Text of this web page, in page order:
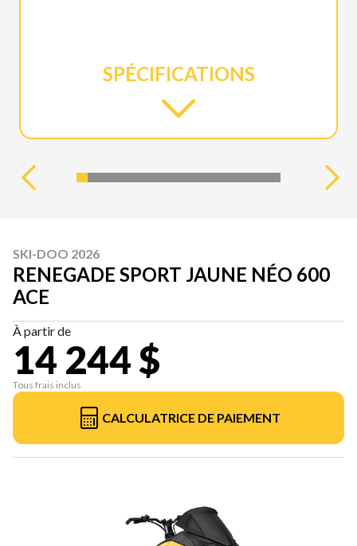
SPÉCIFICATIONS
SKI-DOO 2026
RENEGADE SPORT JAUNE NÉO 600
ACE
À partir de
14 244 $
Tous frais inclus
CALCULATRICE DE PAIEMENT